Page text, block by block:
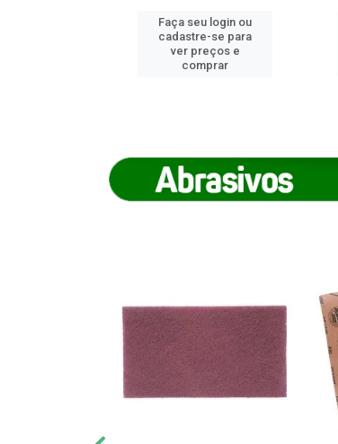
Faça seu login ou
cadastre-se para
ver preços e
comprar